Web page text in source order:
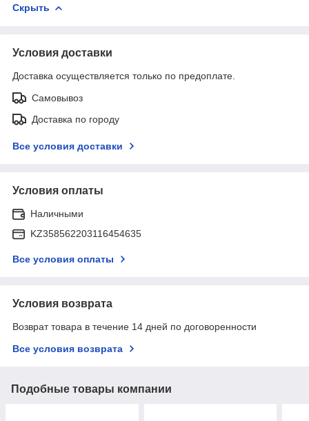
Скрыть
Условия доставки
Доставка осуществляется только по предоплате.
Самовывоз
Доставка по городу
Все условия доставки
Условия оплаты
Наличными
KZ358562203116454635
Все условия оплаты
Условия возврата
Возврат товара в течение 14 дней по договоренности
Все условия возврата
Подобные товары компании